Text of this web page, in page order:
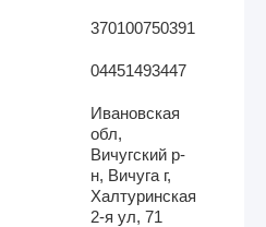
370100750391
04451493447
Ивановская
обл,
Вичугский р-
н, Вичуга г,
Халтуринская
2-я ул, 71